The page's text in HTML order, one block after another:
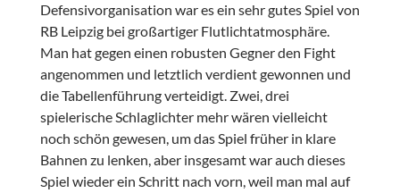
Defensivorganisation war es ein sehr gutes Spiel von
RB Leipzig bei großartiger Flutlichtatmosphäre.
Man hat gegen einen robusten Gegner den Fight
angenommen und letztlich verdient gewonnen und
die Tabellenführung verteidigt. Zwei, drei
spielerische Schlaglichter mehr wären vielleicht
noch schön gewesen, um das Spiel früher in klare
Bahnen zu lenken, aber insgesamt war auch dieses
Spiel wieder ein Schritt nach vorn, weil man mal auf